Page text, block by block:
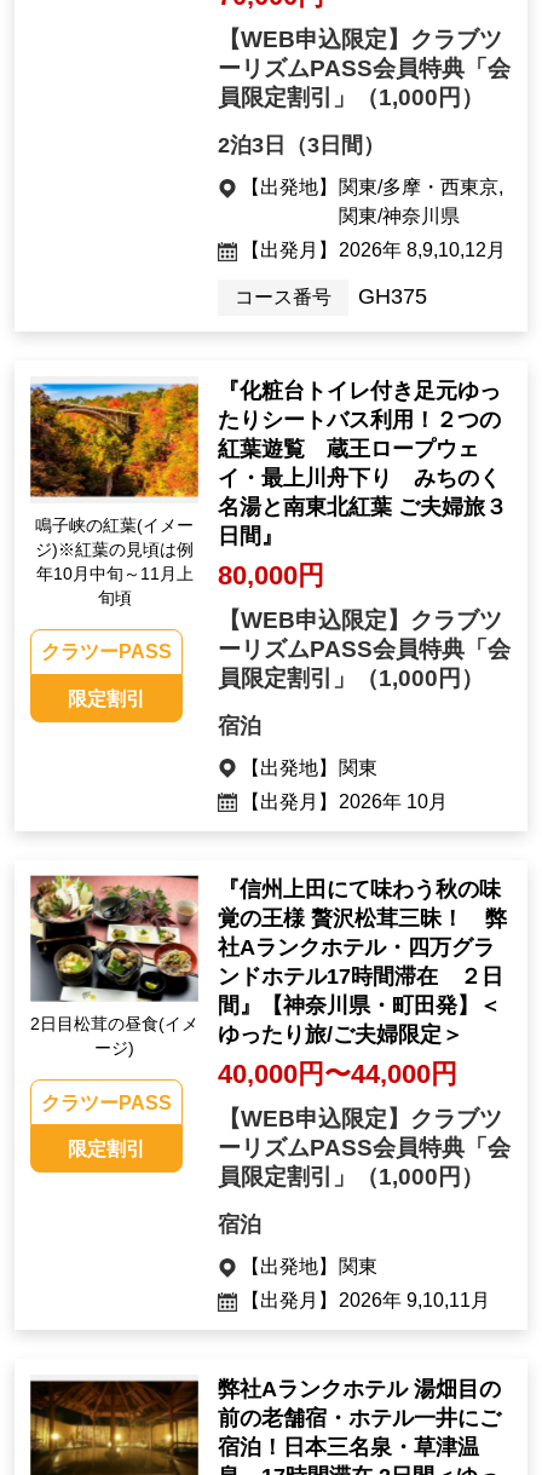
【WEB申込限定】クラブツ
ーリズムPASS会員特典「会
員限定割引」
（1,000円）
2泊3日（3日間）
【出発地】 関東/多摩・西東京,
関東/神奈川県
【出発月】 2026年 8,9,10,12月
コース番号 GH375
鳴子峡の紅葉(イメー
ジ)※紅葉の見頃は例
年10月中旬～11月上
旬頃
クラツーPASS
限定割引
『化粧台トイレ付き足元ゆっ
たりシートバス利用！２つの
紅葉遊覧 蔵王ロープウェ
イ・最上川舟下り みちのく
名湯と南東北紅葉 ご夫婦旅３
日間』
80,000円
【WEB申込限定】クラブツ
ーリズムPASS会員特典「会
員限定割引」
（1,000円）
宿泊
【出発地】 関東
【出発月】 2026年 10月
2日目松茸の昼食(イメ
ージ)
クラツーPASS
限定割引
『信州上田にて味わう秋の味
覚の王様 贅沢松茸三昧！ 弊
社Aランクホテル・四万グラ
ンドホテル17時間滞在 ２日
間』【神奈川県・町田発】＜
ゆったり旅/ご夫婦限定＞
40,000円〜44,000円
【WEB申込限定】クラブツ
ーリズムPASS会員特典「会
員限定割引」
（1,000円）
宿泊
【出発地】 関東
【出発月】 2026年 9,10,11月
弊社Aランクホテル 湯畑目の
前の老舗宿・ホテル一井にご
宿泊！日本三名泉・草津温